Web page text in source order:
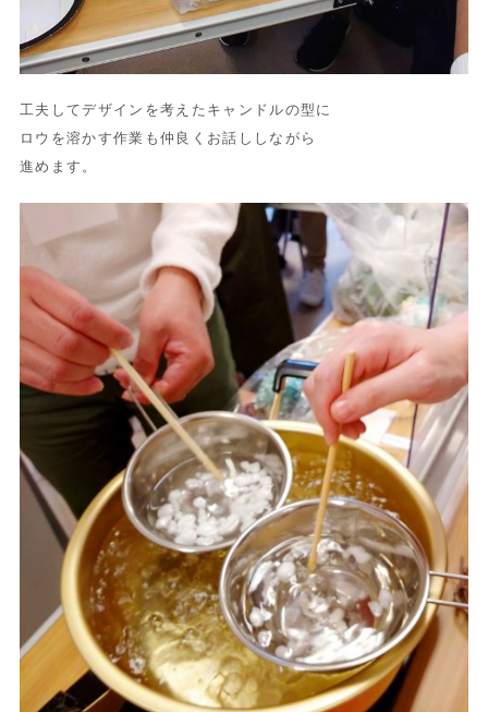
工夫してデザインを考えたキャンドルの型に
ロウを溶かす作業も仲良くお話ししながら
進めます。